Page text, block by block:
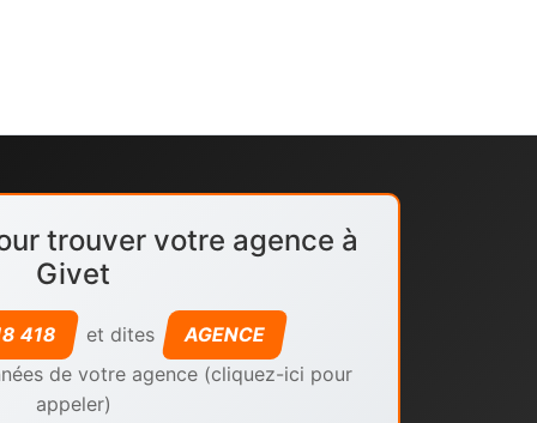
trouver votre agence à
Givet
418 et dites
AGENCE
de votre agence (cliquez-ici pour
appeler)